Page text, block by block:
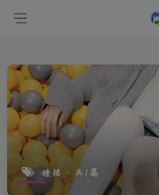
睡裙 共1篇